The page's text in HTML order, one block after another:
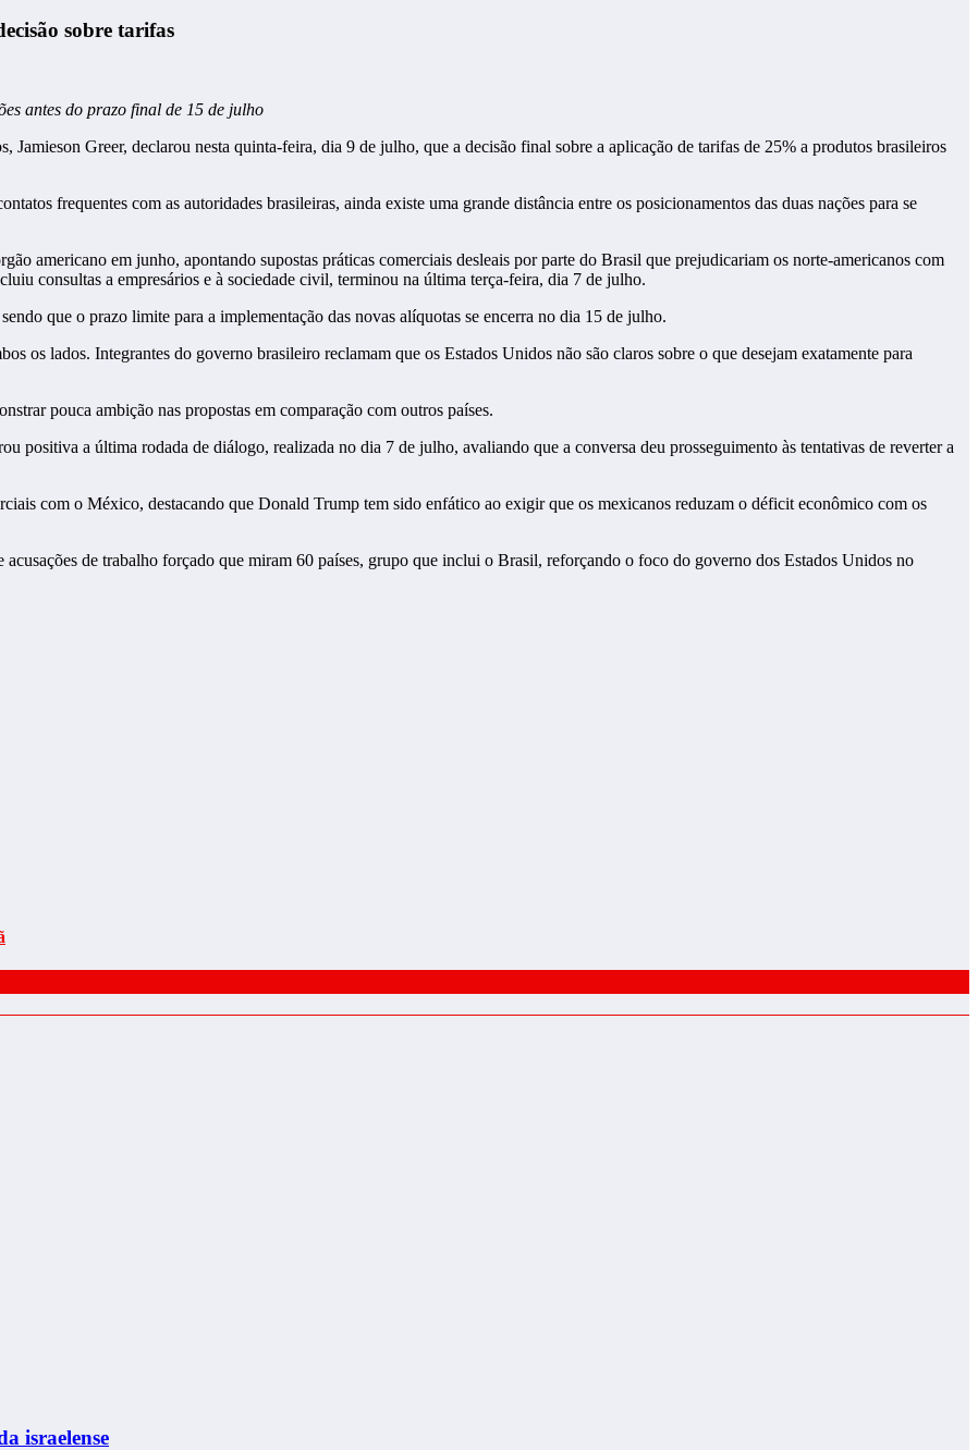
sobre tarifas
antes do prazo final de 15 de julho
Greer, declarou nesta quinta-feira, dia 9 de julho, que a decisão final sobre a aplicação de tarifas de 25% a produtos brasileiros
frequentes com as autoridades brasileiras, ainda existe uma grande distância entre os posicionamentos das duas nações para se
americano em junho, apontando supostas práticas comerciais desleais por parte do Brasil que prejudicariam os norte-americanos com
consultas a empresários e à sociedade civil, terminou na última terça-feira, dia 7 de julho.
que o prazo limite para a implementação das novas alíquotas se encerra no dia 15 de julho.
os lados. Integrantes do governo brasileiro reclamam que os Estados Unidos não são claros sobre o que desejam exatamente para
pouca ambição nas propostas em comparação com outros países.
positiva a última rodada de diálogo, realizada no dia 7 de julho, avaliando que a conversa deu prosseguimento às tentativas de reverter a
com o México, destacando que Donald Trump tem sido enfático ao exigir que os mexicanos reduzam o déficit econômico com os
de trabalho forçado que miram 60 países, grupo que inclui o Brasil, reforçando o foco do governo dos Estados Unidos no
israelense